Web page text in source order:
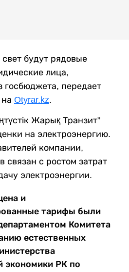
будут рядовые
лица,
передает
Otyrar.kz.
Жарық Транзит”
на электроэнергию.
компании,
связан с ростом затрат
электроэнергии.
и
тарифы были
Комитета
естественных
экономики РК по